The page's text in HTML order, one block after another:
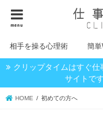
menu
相手を操る心理術 簡単
クリップタイムはすぐ
サイトで
HOME 初めての方へ